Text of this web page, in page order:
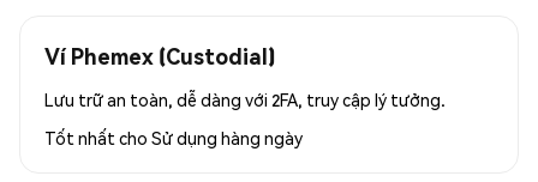
Ví Phemex (Custodial)
Lưu trữ an toàn, dễ dàng với 2FA, truy cập lý tưởng.
Tốt nhất cho Sử dụng hàng ngày